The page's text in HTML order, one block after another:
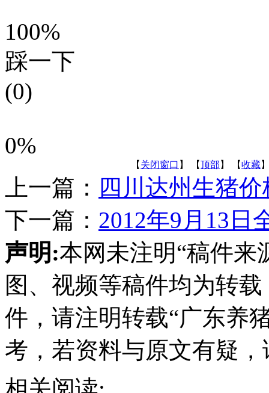
100%
踩一下
(0)
0%
【 关闭窗口 】 【顶部 】 【收藏
上一篇： 四川达州生猪
下一篇： 2012年9月13日
声明:本网未注明“稿件来
图、视频等稿件均为转
件，请注明转载“广东养
考，若资料与原文有疑